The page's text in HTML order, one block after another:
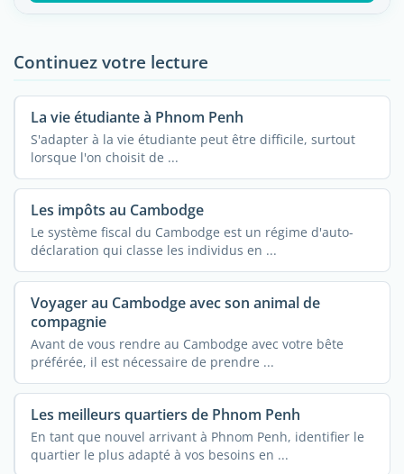
Continuez votre lecture
La vie étudiante à Phnom Penh
S'adapter à la vie étudiante peut être difficile, surtout
lorsque l'on choisit de ...
Les impôts au Cambodge
Le système fiscal du Cambodge est un régime d'auto-
déclaration qui classe les individus en ...
Voyager au Cambodge avec son animal de
compagnie
Avant de vous rendre au Cambodge avec votre bête
préférée, il est nécessaire de prendre ...
Les meilleurs quartiers de Phnom Penh
En tant que nouvel arrivant à Phnom Penh, identifier le
quartier le plus adapté à vos besoins en ...